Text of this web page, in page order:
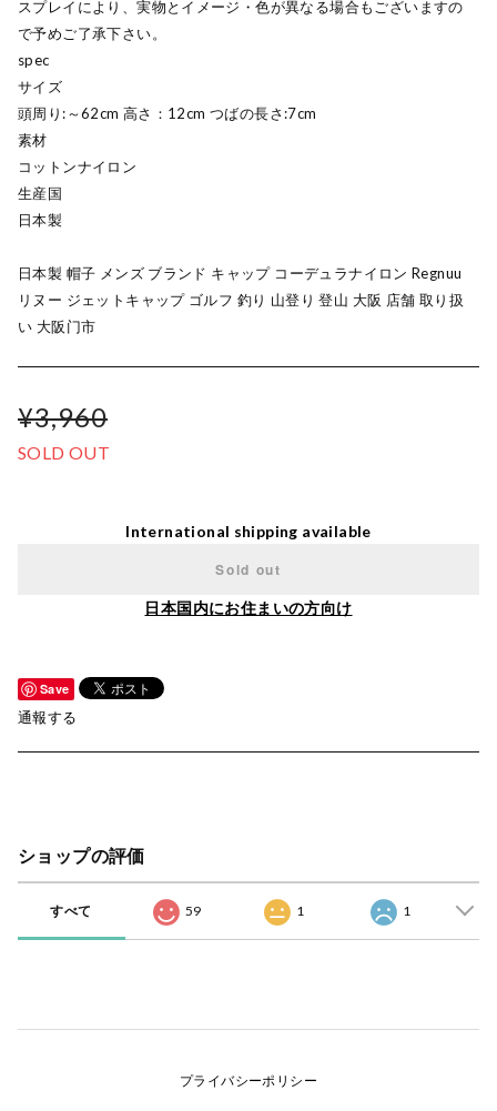
スプレイにより、実物とイメージ・色が異なる場合もございますの
で予めご了承下さい。
spec
サイズ
頭周り:～62cm 高さ：12cm つばの長さ:7cm
素材
コットンナイロン
生産国
日本製
日本製 帽子 メンズ ブランド キャップ コーデュラナイロン Regnuu
リヌー ジェットキャップ ゴルフ 釣り 山登り 登山 大阪 店舗 取り扱
い 大阪门市
¥3,960
SOLD OUT
International shipping available
Sold out
日本国内にお住まいの方向け
Save
通報する
ショップの評価
すべて 59 1 1
プライバシーポリシー